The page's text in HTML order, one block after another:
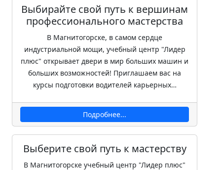
Выбирайте свой путь к вершинам
профессионального мастерства
В Магнитогорске, в самом сердце
индустриальной мощи, учебный центр "Лидер
плюс" открывает двери в мир больших машин и
больших возможностей! Приглашаем вас на
курсы подготовки водителей карьерных…
Подробнее...
Выберите свой путь к мастерству
В Магнитогорске учебный центр "Лидер плюс"